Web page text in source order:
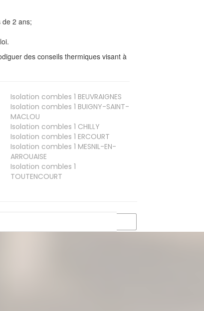
2 ans;
des conseils thermiques visant à
Isolation combles 1 BEUVRAIGNES
Isolation combles 1 BUIGNY-SAINT-
MACLOU
Isolation combles 1 CHILLY
Isolation combles 1 ERCOURT
Isolation combles 1 MESNIL-EN-
ARROUAISE
Isolation combles 1
TOUTENCOURT